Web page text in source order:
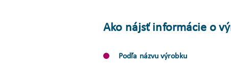
Ako nájsť informácie o
Podľa názvu výrobku